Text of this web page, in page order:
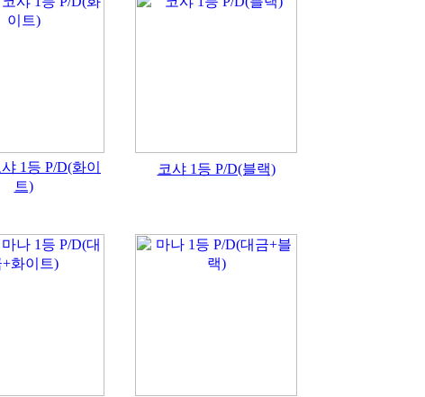
1등 P/D(화이
트)
코샤 1등 P/D(블랙)